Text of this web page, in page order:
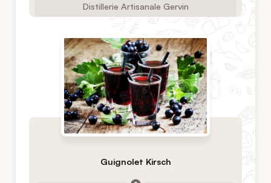
Distillerie Artisanale Gervin
Guignolet Kirsch